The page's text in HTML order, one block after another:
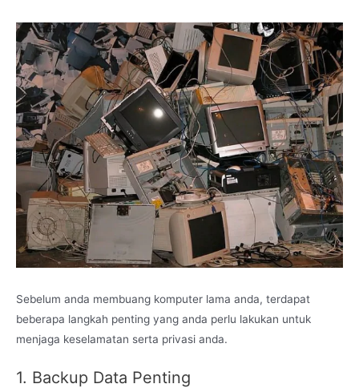
Sebelum anda membuang komputer lama anda, terdapat
beberapa langkah penting yang anda perlu lakukan untuk
menjaga keselamatan serta privasi anda.
1. Backup Data Penting